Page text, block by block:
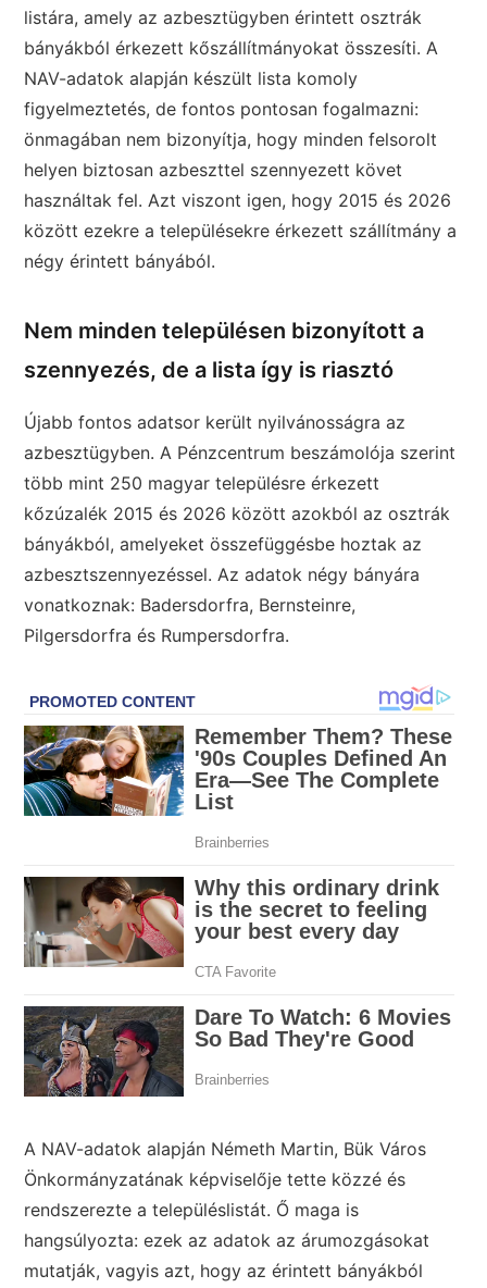
listára, amely az azbesztügyben érintett osztrák
bányákból érkezett kőszállítmányokat összesíti. A
NAV-adatok alapján készült lista komoly
figyelmeztetés, de fontos pontosan fogalmazni:
önmagában nem bizonyítja, hogy minden felsorolt
helyen biztosan azbeszttel szennyezett követ
használtak fel. Azt viszont igen, hogy 2015 és 2026
között ezekre a településekre érkezett szállítmány a
négy érintett bányából.
Nem minden településen bizonyított a
szennyezés, de a lista így is riasztó
Újabb fontos adatsor került nyilvánosságra az
azbesztügyben. A Pénzcentrum beszámolója szerint
több mint 250 magyar településre érkezett
kőzúzalék 2015 és 2026 között azokból az osztrák
bányákból, amelyeket összefüggésbe hoztak az
azbesztszennyezéssel. Az adatok négy bányára
vonatkoznak: Badersdorfra, Bernsteinre,
Pilgersdorfra és Rumpersdorfra.
A NAV-adatok alapján Németh Martin, Bük Város
Önkormányzatának képviselője tette közzé és
rendszerezte a településlistát. Ő maga is
hangsúlyozta: ezek az adatok az árumozgásokat
mutatják, vagyis azt, hogy az érintett bányákból